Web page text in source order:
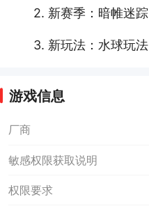
2. 新赛季：暗帷迷踪
3. 新玩法：水球玩法
游戏信息
厂商
敏感权限获取说明
权限要求